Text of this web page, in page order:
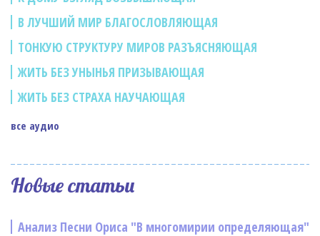
В ЛУЧШИЙ МИР БЛАГОСЛОВЛЯЮЩАЯ
ТОНКУЮ СТРУКТУРУ МИРОВ РАЗЪЯСНЯЮЩАЯ
ЖИТЬ БЕЗ УНЫНЬЯ ПРИЗЫВАЮЩАЯ
ЖИТЬ БЕЗ СТРАХА НАУЧАЮЩАЯ
все аудио
Новые статьи
Анализ Песни Ориса "В многомирии определяющая"